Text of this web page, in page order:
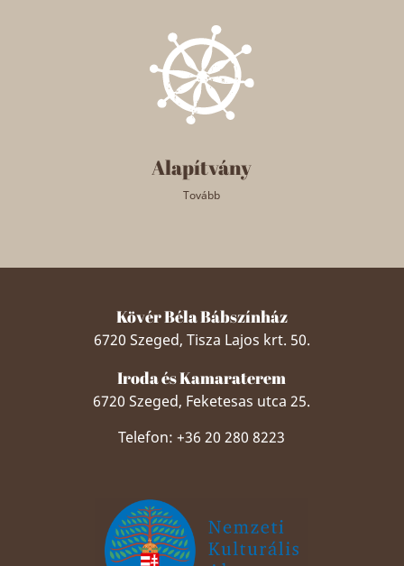
Alapítvány
Tovább
Kövér Béla Bábszínház
6720 Szeged, Tisza Lajos krt. 50.
Iroda és Kamaraterem
6720 Szeged, Feketesas utca 25.
Telefon: +36 20 280 8223